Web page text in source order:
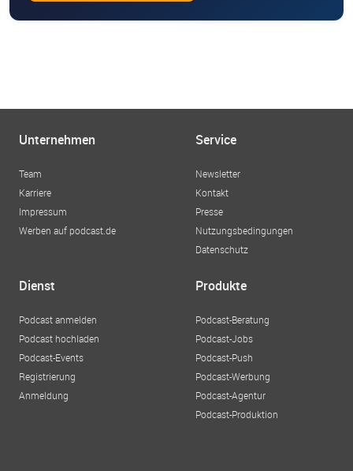
Unternehmen
Team
Karriere
Impressum
Werben auf podcast.de
Service
Newsletter
Kontakt
Presse
Nutzungsbedingungen
Datenschutz
Dienst
Podcast anmelden
Podcast hochladen
Podcast-Events
Registrierung
Anmeldung
Produkte
Podcast-Beratung
Podcast-Jobs
Podcast-Push
Podcast-Werbung
Podcast-Agentur
Podcast-Produktion